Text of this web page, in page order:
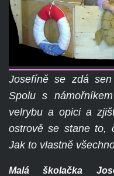
Josefíně se zdá
Spolu s
velrybu a opici a
ostrově se stane to,
Jak to vlastně
Malá školačka